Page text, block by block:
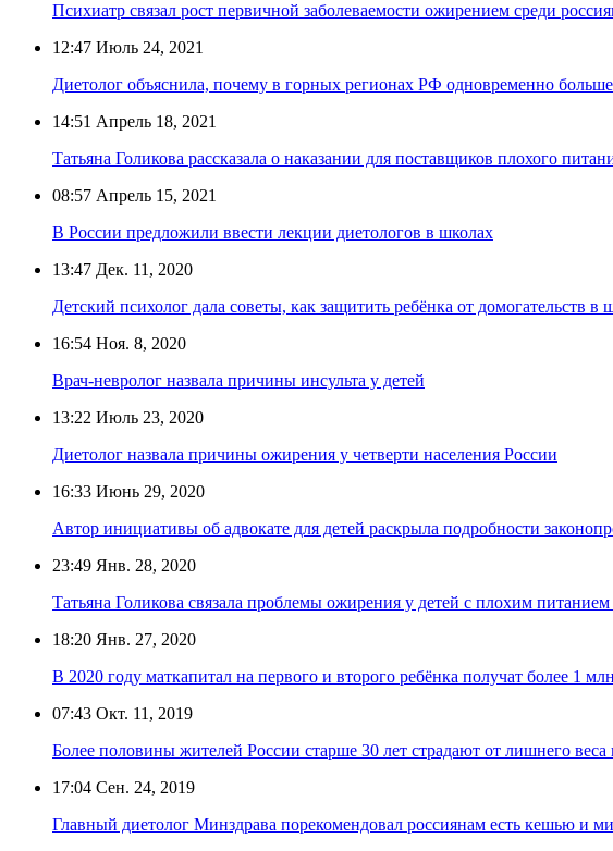
Психиатр связал рост первичной заболеваемости ожирением среди
12:47 Июль 24, 2021
Диетолог объяснила, почему в горных регионах РФ одновременно
14:51 Апрель 18, 2021
Татьяна Голикова рассказала о наказании для поставщиков плохого
08:57 Апрель 15, 2021
В России предложили ввести лекции диетологов в школах
13:47 Дек. 11, 2020
Детский психолог дала советы, как защитить ребёнка от домогательств в
16:54 Ноя. 8, 2020
Врач-невролог назвала причины инсульта у детей
13:22 Июль 23, 2020
Диетолог назвала причины ожирения у четверти населения России
16:33 Июнь 29, 2020
Автор инициативы об адвокате для детей раскрыла подробности
23:49 Янв. 28, 2020
Татьяна Голикова связала проблемы ожирения у детей с плохим
18:20 Янв. 27, 2020
В 2020 году маткапитал на первого и второго ребёнка получат более 1
07:43 Окт. 11, 2019
Более половины жителей России старше 30 лет страдают от лишнего
17:04 Сен. 24, 2019
Главный диетолог Минздрава порекомендовал россиянам есть кешью и